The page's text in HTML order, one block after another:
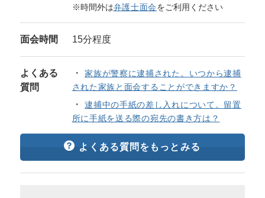
※時間外は弁護士面会をご利用ください
面会時間 15分程度
よくある
質問
家族が警察に逮捕された。いつから逮捕
された家族と面会することができますか？
逮捕中の手紙の差し入れについて。留置
所に手紙を送る際の宛先の書き方は？
よくある質問をもっとみる